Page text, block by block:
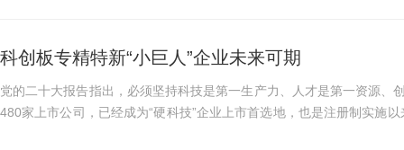
科创板专精特新“小巨人”企业未来可期
党的二十大报告指出，必须坚持科技是第一生产力、人才是第一资源、
480家上市公司，已经成为“硬科技”企业上市首选地，也是注册制实施